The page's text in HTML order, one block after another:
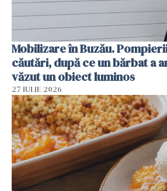
Mobilizare în Buzău.
căutări, după ce un bărbat a
văzut un obiect luminos
27 IULIE 2026